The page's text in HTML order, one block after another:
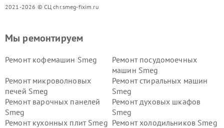
2021-2026 © СЦ chr.smeg-fixim.ru
Мы ремонтируем
Ремонт кофемашин Smeg
Ремонт посудомоечных
машин Smeg
Ремонт микроволновых
печей Smeg
Ремонт стиральных машин
Smeg
Ремонт варочных панелей
Smeg
Ремонт духовых шкафов
Smeg
Ремонт кухонных плит Smeg Ремонт холодильников Smeg